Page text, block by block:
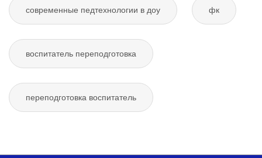
современные педтехнологии в доу фк
воспитатель переподготовка
переподготовка воспитатель